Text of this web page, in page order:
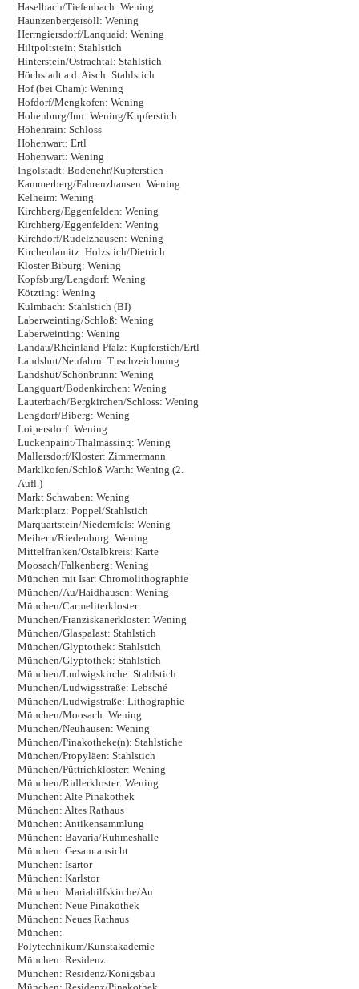
Haselbach/Tiefenbach: Wening
Haunzenbergersöll: Wening
Herrngiersdorf/Lanquaid: Wening
Hiltpoltstein: Stahlstich
Hinterstein/Ostrachtal: Stahlstich
Höchstadt a.d. Aisch: Stahlstich
Hof (bei Cham): Wening
Hofdorf/Mengkofen: Wening
Hohenburg/Inn: Wening/Kupferstich
Höhenrain: Schloss
Hohenwart: Ertl
Hohenwart: Wening
Ingolstadt: Bodenehr/Kupferstich
Kammerberg/Fahrenzhausen: Wening
Kelheim: Wening
Kirchberg/Eggenfelden: Wening
Kirchberg/Eggenfelden: Wening
Kirchdorf/Rudelzhausen: Wening
Kirchenlamitz: Holzstich/Dietrich
Kloster Biburg: Wening
Kopfsburg/Lengdorf: Wening
Kötzting: Wening
Kulmbach: Stahlstich (BI)
Laberweinting/Schloß: Wening
Laberweinting: Wening
Landau/Rheinland-Pfalz: Kupferstich/Ertl
Landshut/Neufahrn: Tuschzeichnung
Landshut/Schönbrunn: Wening
Langquart/Bodenkirchen: Wening
Lauterbach/Bergkirchen/Schloss: Wening
Lengdorf/Biberg: Wening
Loipersdorf: Wening
Luckenpaint/Thalmassing: Wening
Mallersdorf/Kloster: Zimmermann
Marklkofen/Schloß Warth: Wening (2.
Aufl.)
Markt Schwaben: Wening
Marktplatz: Poppel/Stahlstich
Marquartstein/Niedernfels: Wening
Meihern/Riedenburg: Wening
Mittelfranken/Ostalbkreis: Karte
Moosach/Falkenberg: Wening
München mit Isar: Chromolithographie
München/Au/Haidhausen: Wening
München/Carmeliterkloster
München/Franziskanerkloster: Wening
München/Glaspalast: Stahlstich
München/Glyptothek: Stahlstich
München/Glyptothek: Stahlstich
München/Ludwigskirche: Stahlstich
München/Ludwigsstraße: Lebsché
München/Ludwigstraße: Lithographie
München/Moosach: Wening
München/Neuhausen: Wening
München/Pinakotheke(n): Stahlstiche
München/Propyläen: Stahlstich
München/Püttrichkloster: Wening
München/Ridlerkloster: Wening
München: Alte Pinakothek
München: Altes Rathaus
München: Antikensammlung
München: Bavaria/Ruhmeshalle
München: Gesamtansicht
München: Isartor
München: Karlstor
München: Mariahilfskirche/Au
München: Neue Pinakothek
München: Neues Rathaus
München:
Polytechnikum/Kunstakademie
München: Residenz
München: Residenz/Königsbau